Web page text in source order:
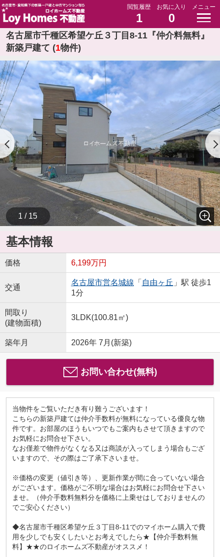
閲覧履歴
1
お気に入り
0
メニュー
名古屋市千種区希望ケ丘３丁目8-11『仲介料無料』
新築戸建て (1物件)
1 / 15
基本情報
価格 6,199万円
交通
名古屋市営名城線 「 自由ヶ丘 」駅 徒歩1
1分
間取り
(建物面積)
3LDK(100.81㎡)
築年月 2026年 7月(新築)
お問い合わせ(無料)
当物件をご覧いただき有り難うございます！
こちらの新築戸建ては仲介手数料が無料になっている優良な物
件です。お部屋のほうもいつでもご案内もさせて頂きますので
お気軽にお問合せ下さい。
なお僅差で物件がなくなる又は商談が入ってしまう場合もござ
いますので、その際はご了承下さいませ。
※価格の変更（値引き等）、更新作業が間に合っていない場合
がございます。価格がご不明な場合はお気軽にお問合せ下さい
ませ。（仲介手数料無料分を価格に上乗せはしておりませんの
でご安心ください）
◆名古屋市千種区希望ケ丘３丁目8-11でのマイホーム購入で費
用を少しでも安くしたいとお考えでしたら★【仲介手数料無
料】★★のロイホームズ不動産がオススメ！